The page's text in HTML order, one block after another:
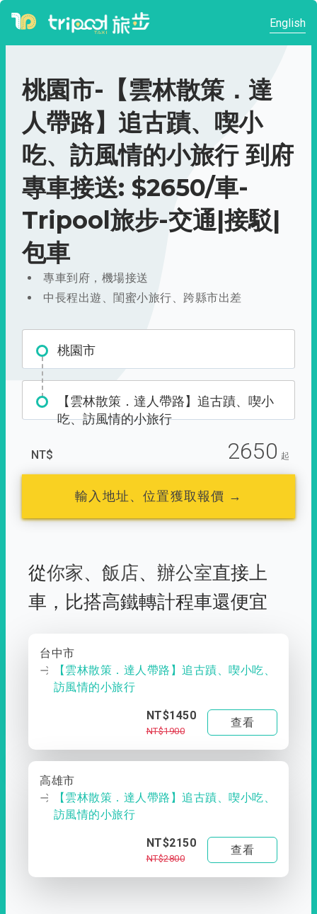
English
桃園市-【雲林散策．達
人帶路】追古蹟、喫小
吃、訪風情的小旅行 到府
專車接送: $2650/車-
Tripool旅步-交通|接駁|
包車
專車到府，機場接送
中長程出遊、閨蜜小旅行、跨縣市出差
桃園市
【雲林散策．達人帶路】追古蹟、喫小
吃、訪風情的小旅行
NT$ 2650 起
輸入地址、位置獲取報價 →
從你家、 飯店、 辦公室直接上
車， 比搭高鐵轉計程車還便宜
台中市
【雲林散策．達人帶路】追古蹟、喫小吃、
訪風情的小旅行
NT$1450
NT$1900
查看
高雄市
【雲林散策．達人帶路】追古蹟、喫小吃、
訪風情的小旅行
NT$2150
NT$2800
查看